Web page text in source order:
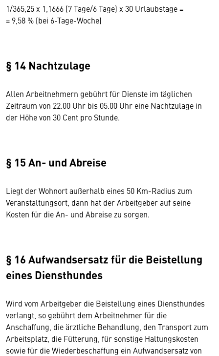
1/365,25 x 1,1666 (7 Tage/6 Tage) x 30 Urlaubstage =
= 9,58 % (bei 6-Tage-Woche)
§ 14 Nachtzulage
Allen Arbeitnehmern gebührt für Dienste im täglichen
Zeitraum von 22.00 Uhr bis 05.00 Uhr eine Nachtzulage in
der Höhe von 30 Cent pro Stunde.
§ 15 An- und Abreise
Liegt der Wohnort außerhalb eines 50 Km-Radius zum
Veranstaltungsort, dann hat der Arbeitgeber auf seine
Kosten für die An- und Abreise zu sorgen.
§ 16 Aufwandsersatz für die Beistellung
eines Diensthundes
Wird vom Arbeitgeber die Beistellung eines Diensthundes
verlangt, so gebührt dem Arbeitnehmer für die
Anschaffung, die ärztliche Behandlung, den Transport zum
Arbeitsplatz, die Fütterung, für sonstige Haltungskosten
sowie für die Wiederbeschaffung ein Aufwandsersatz von